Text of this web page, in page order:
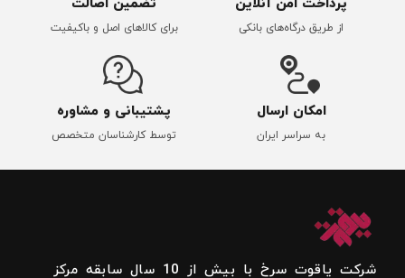
پرداخت امن آنلاین
از طریق درگاه‌های بانکی
تضمین اصالت
برای کالاهای اصل و باکیفیت
امکان ارسال
به سراسر ایران
پشتیبانی و مشاوره
توسط کارشناسان متخصص
شرکت یاقوت سرخ با بیش از 10 سال سابقه مرکز